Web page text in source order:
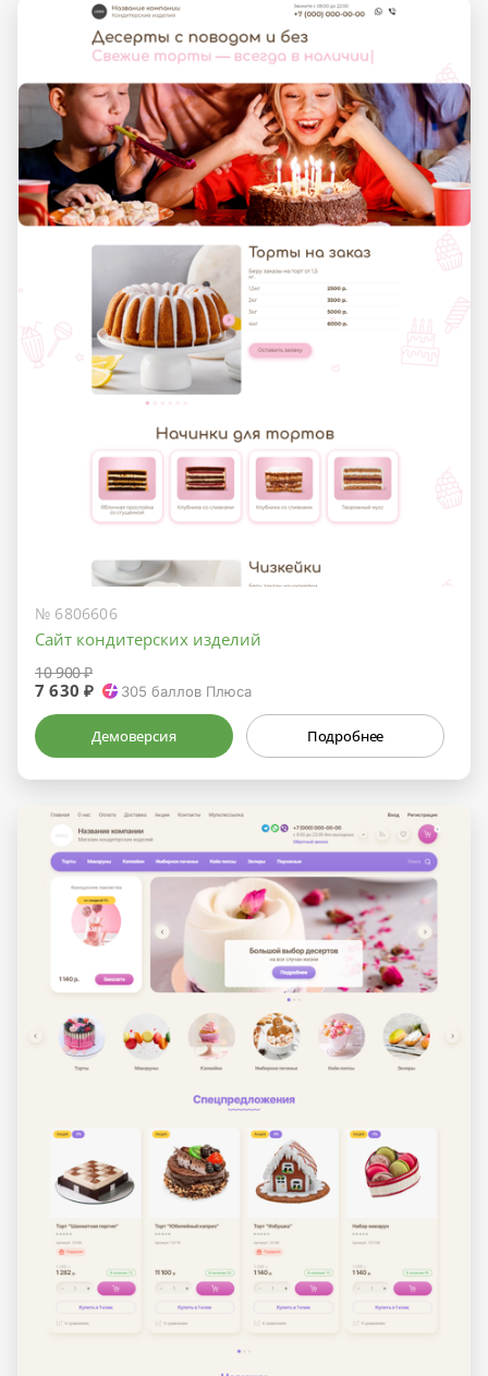
№ 6806606
Сайт кондитерских изделий
10 900 ₽
7 630 ₽ 305 баллов Плюса
Демоверсия Подробнее